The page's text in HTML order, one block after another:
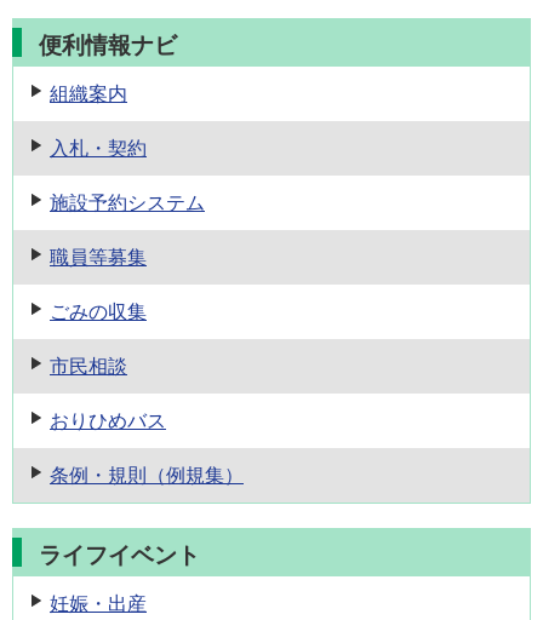
便利情報ナビ
組織案内
入札・契約
施設予約システム
職員等募集
ごみの収集
市民相談
おりひめバス
条例・規則 （例規集）
ライフイベント
妊娠・出産